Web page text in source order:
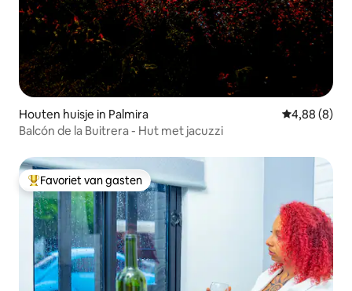
Houten huisje in Palmira Gemiddelde
4,88 (8)
Balcón de la Buitrera - Hut met jacuzzi
Topfavoriet van gasten
Favoriet van gasten